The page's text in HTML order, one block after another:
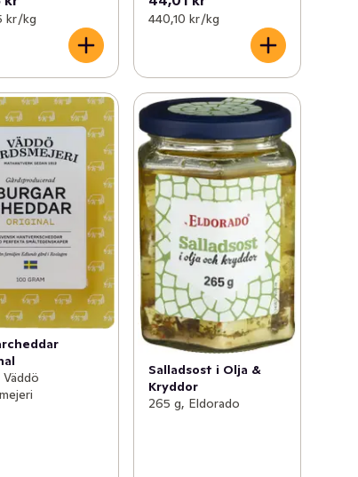
kr /kg 440,10 kr /kg
Salladsost i Olja &
Kryddor
265 g, Eldorado